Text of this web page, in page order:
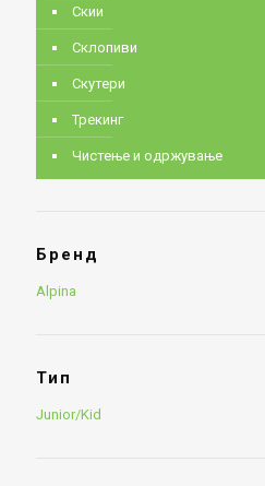
Скии
Склопиви
Скутери
Трекинг
Чистење и одржување
Бренд
Alpina
Тип
Junior/Kid